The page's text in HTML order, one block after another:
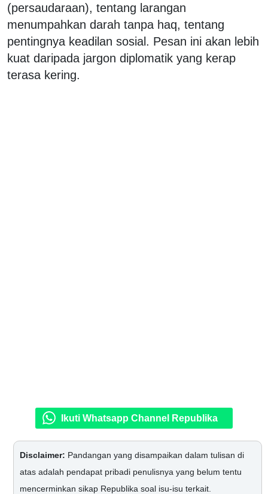
(persaudaraan), tentang larangan
menumpahkan darah tanpa haq, tentang
pentingnya keadilan sosial. Pesan ini akan lebih
kuat daripada jargon diplomatik yang kerap
terasa kering.
Ikuti Whatsapp Channel Republika
Disclaimer: Pandangan yang disampaikan dalam tulisan di
atas adalah pendapat pribadi penulisnya yang belum tentu
mencerminkan sikap Republika soal isu-isu terkait.